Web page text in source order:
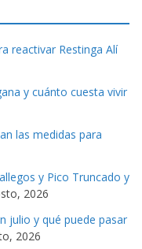
reactivar Restinga Alí
y cuánto cuesta vivir
las medidas para
y Pico Truncado y
2026
julio y qué puede pasar
2026